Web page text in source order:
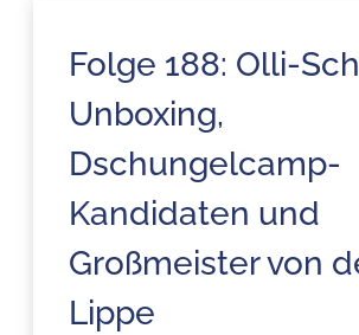
Folge 188: Olli-
Unboxing,
Dschungelcamp-
Kandidaten und
Großmeister von
Lippe